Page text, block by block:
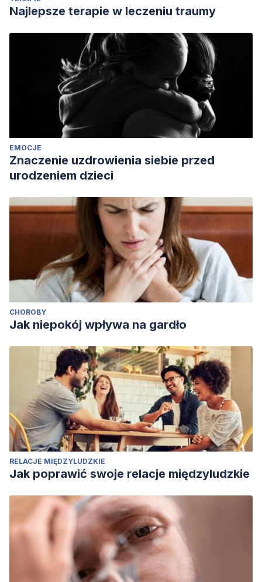
Najlepsze terapie w leczeniu traumy
EMOCJE
Znaczenie uzdrowienia siebie przed
urodzeniem dzieci
CHOROBY
Jak niepokój wpływa na gardło
RELACJE MIĘDZYLUDZKIE
Jak poprawić swoje relacje międzyludzkie